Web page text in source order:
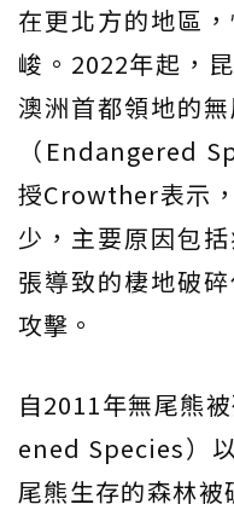
在更北方的地區
峻。2022年起，
澳洲首都領地的
（Endangered
授Crowther表示
少，主要原因包
張導致的棲地破
攻擊。
自2011年無尾熊
ened Species）
尾熊生存的森林